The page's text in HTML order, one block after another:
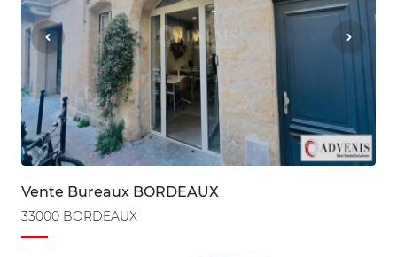
Vente Bureaux BORDEAUX
33000 BORDEAUX